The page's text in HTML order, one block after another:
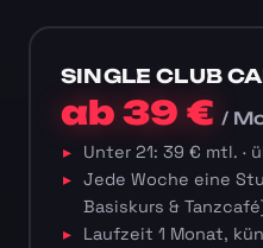
SINGLE CLUB
ab 39 €/
Unter 21: 39 € mtl. ·
Jede Woche eine
Basiskurs &
Laufzeit 1 Monat,